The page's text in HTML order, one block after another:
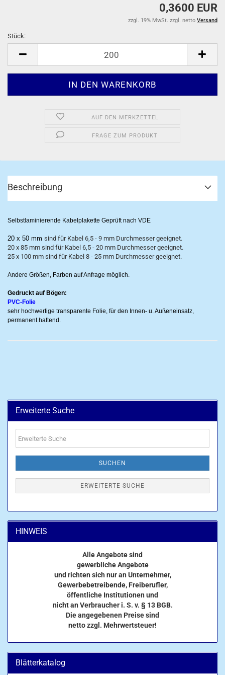
0,3600 EUR
zzgl. 19% MwSt. zzgl. netto Versand
Stück:
AUF DEN MERKZETTEL
FRAGE ZUM PRODUKT
Beschreibung
Selbstlaminierende Kabelplakette Geprüft nach VDE
20 x 50 mm sind für Kabel 6,5 - 9 mm Durchmesser geeignet.
20 x 85 mm sind für Kabel 6,5 - 20 mm Durchmesser geeignet.
25 x 100 mm sind für Kabel 8 - 25 mm Durchmesser geeignet.
Andere Größen, Farben auf Anfrage möglich.
Gedruckt auf Bögen:
PVC-Folie
sehr hochwertige transparente Folie, für den Innen- u. Außeneinsatz,
permanent haftend.
Erweiterte Suche
Suche
SUCHEN
ERWEITERTE SUCHE
HINWEIS
Alle Angebote sind
gewerbliche Angebote
und richten sich nur an Unternehmer,
Gewerbebetreibende, Freiberufler,
öffentliche Institutionen und
nicht an Verbraucher i. S. v. § 13 BGB.
Die angegebenen Preise sind
netto zzgl. Mehrwertsteuer!
Blätterkatalog